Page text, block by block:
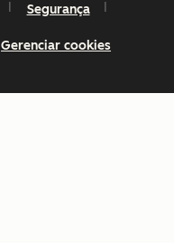
Segurança
Gerenciar cookies